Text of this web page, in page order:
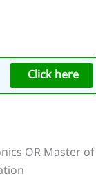
Click here
OR Master of